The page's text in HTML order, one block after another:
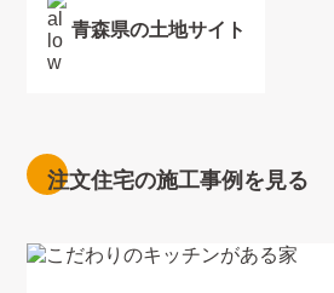
青森県の土地サイト
注文住宅の施工事例を見る